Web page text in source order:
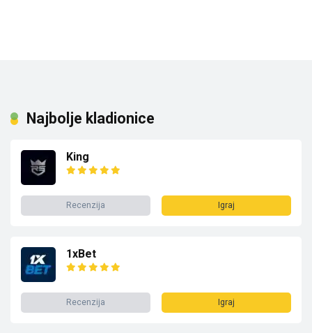
Najbolje kladionice
King
Recenzija Igraj
1xBet
Recenzija Igraj